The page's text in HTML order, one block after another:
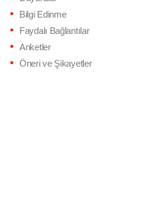
Bilgi Edinme
Faydalı Bağlantılar
Anketler
Öneri ve Şikayetler